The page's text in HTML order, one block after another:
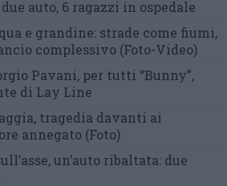
auto, 6 ragazzi in ospedale
e grandine: strade come fiumi,
complessivo (Foto-Video)
Pavani, per tutti “Bunny”,
di Lay Line
tragedia davanti ai
annegato (Foto)
un’auto ribaltata: due